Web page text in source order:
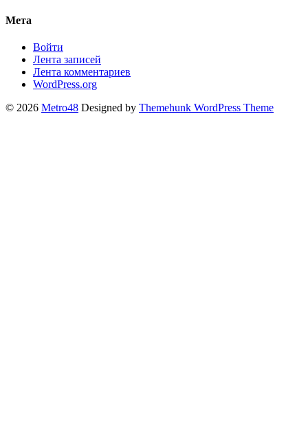
Мета
Войти
Лента записей
Лента комментариев
WordPress.org
© 2026 Metro48 Designed by Themehunk WordPress Theme